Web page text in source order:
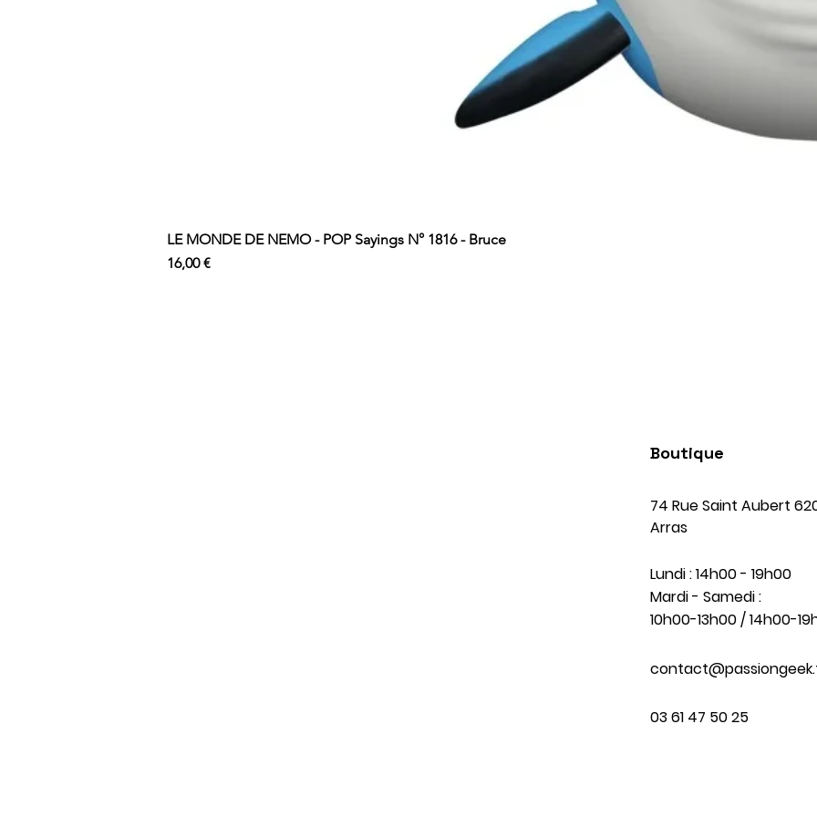
LE MONDE DE NEMO - POP Sayings N° 1816 - Bruce
Prix
16,00 €
Boutique
74 Rue Saint Aubert
Arras
Lundi : 14h00 - 19h00
Mardi - Samedi :
10h00-13h00 / 14h00-
03 61 47 50 25